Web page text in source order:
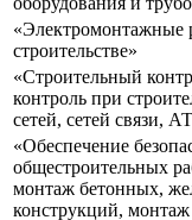
«Электромонтажные
строительстве»
«Строительный
контроль при
сетей, сетей связи,
«Обеспечение
общестроительных
монтаж бетонных,
конструкций,